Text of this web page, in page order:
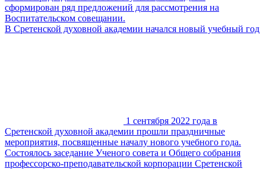
сформирован ряд предложений для рассмотрения на
Воспитательском совещании.
В Сретенской духовной академии начался новый учебный год
1 сентября 2022 года в
Сретенской духовной академии прошли праздничные
мероприятия, посвященные началу нового учебного года.
Состоялось заседание Ученого совета и Общего собрания
профессорско-преподавательской корпорации Сретенской